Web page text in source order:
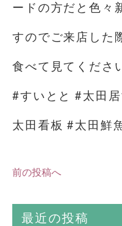
ードの方だと色々
すのでご来店した
食べて見てくださ
#すいとと #太田
太田看板 #太田鮮
前の投稿へ
最近の投稿